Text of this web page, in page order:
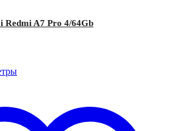
A7 Pro 4/64Gb